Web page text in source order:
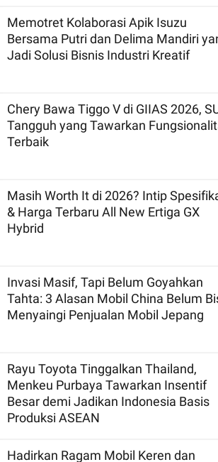
Memotret Kolaborasi Apik Isuzu
Bersama Putri dan Delima Mandiri
Jadi Solusi Bisnis Industri Kreatif
Chery Bawa Tiggo V di GIIAS 2026,
Tangguh yang Tawarkan
Terbaik
Masih Worth It di 2026? Intip
& Harga Terbaru All New Ertiga GX
Hybrid
Invasi Masif, Tapi Belum Goyahkan
Tahta: 3 Alasan Mobil China Belum
Menyaingi Penjualan Mobil Jepang
Rayu Toyota Tinggalkan Thailand,
Menkeu Purbaya Tawarkan Insentif
Besar demi Jadikan Indonesia Basis
Produksi ASEAN
Hadirkan Ragam Mobil Keren dan